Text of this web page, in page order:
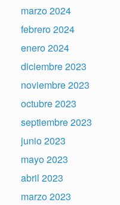
marzo 2024
febrero 2024
enero 2024
diciembre 2023
noviembre 2023
octubre 2023
septiembre 2023
junio 2023
mayo 2023
abril 2023
marzo 2023